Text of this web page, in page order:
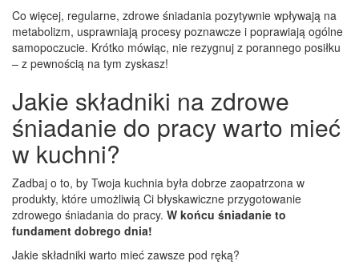
Co więcej, regularne, zdrowe śniadania pozytywnie wpływają na
metabolizm, usprawniają procesy poznawcze i poprawiają ogólne
samopoczucie. Krótko mówiąc, nie rezygnuj z porannego posiłku
– z pewnością na tym zyskasz!
Jakie składniki na zdrowe
śniadanie do pracy warto mieć
w kuchni?
Zadbaj o to, by Twoja kuchnia była dobrze zaopatrzona w
produkty, które umożliwią Ci błyskawiczne przygotowanie
zdrowego śniadania do pracy. W końcu śniadanie to
fundament dobrego dnia!
Jakie składniki warto mieć zawsze pod ręką?